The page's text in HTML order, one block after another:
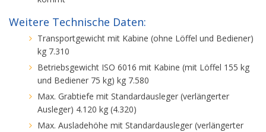
Weitere Technische Daten:
Transportgewicht mit Kabine (ohne Löffel und Bediener)
kg 7.310
Betriebsgewicht ISO 6016 mit Kabine (mit Löffel 155 kg
und Bediener 75 kg) kg 7.580
Max. Grabtiefe mit Standardausleger (verlängerter
Ausleger) 4.120 kg (4.320)
Max. Ausladehöhe mit Standardausleger (verlängerter